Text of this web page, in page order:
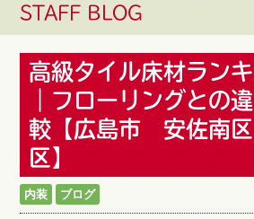
STAFF BLOG
高級タイル床材ラン
｜フローリングとの
較【広島市 安佐南
区】
内装 ブログ